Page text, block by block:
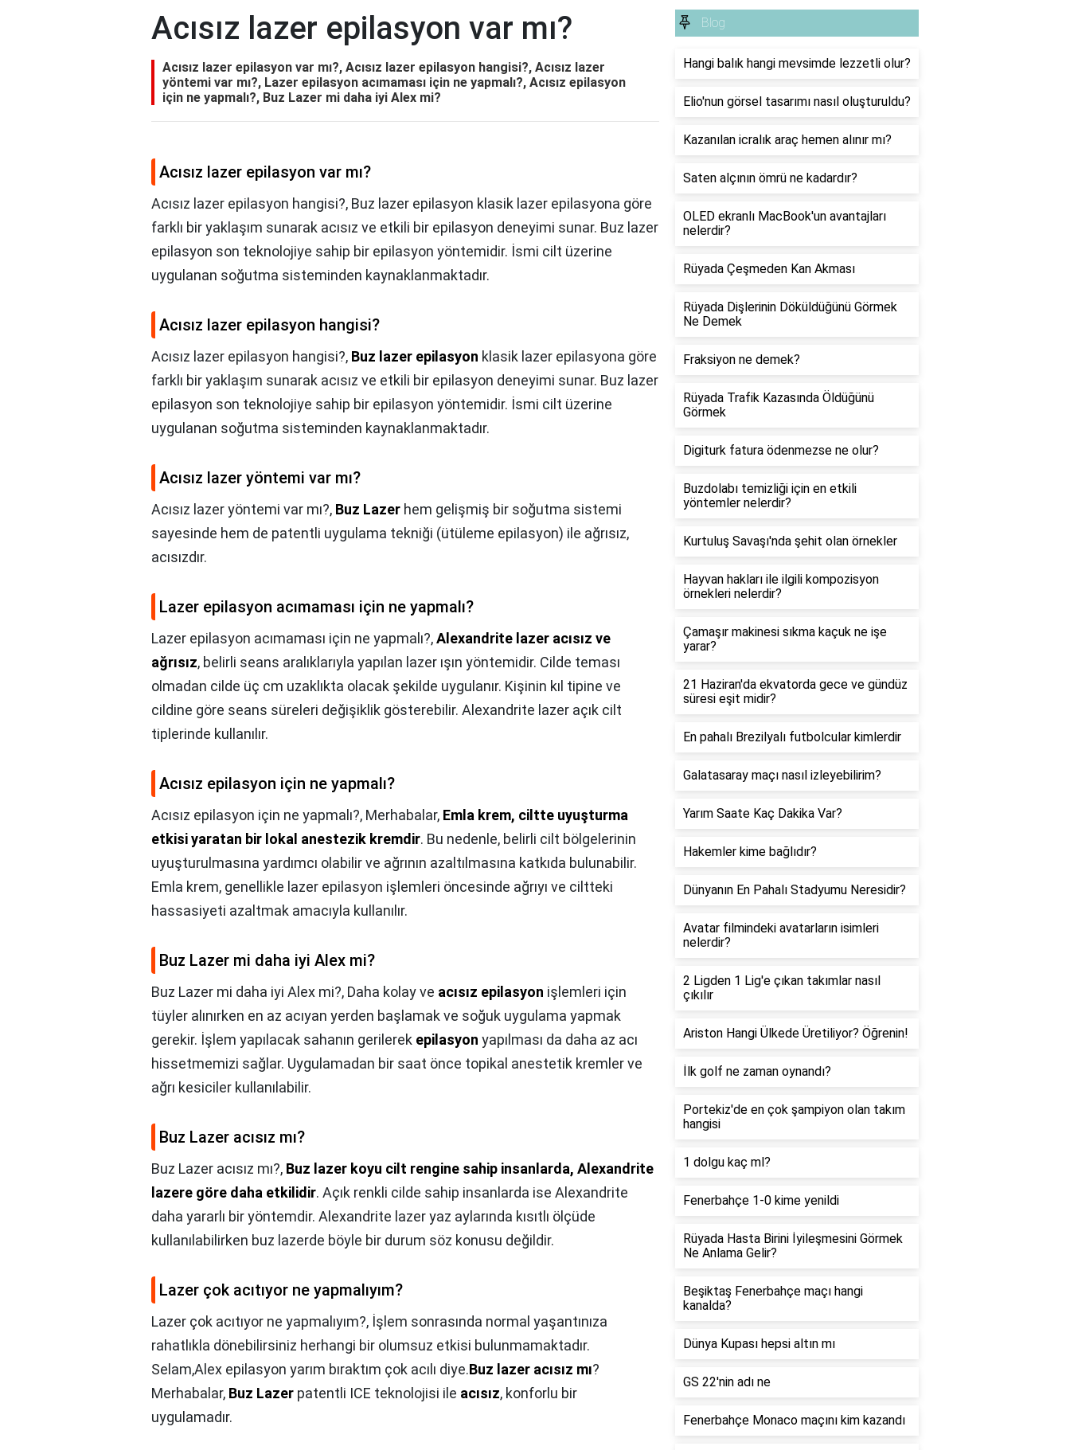
Acısız lazer epilasyon var mı?
Acısız lazer epilasyon var mı?, Acısız lazer epilasyon hangisi?, Acısız lazer
yöntemi var mı?, Lazer epilasyon acımaması için ne yapmalı?, Acısız epilasyon
için ne yapmalı?, Buz Lazer mi daha iyi Alex mi?
Acısız lazer epilasyon var mı?
Acısız lazer epilasyon hangisi?, Buz lazer epilasyon klasik lazer epilasyona göre
farklı bir yaklaşım sunarak acısız ve etkili bir epilasyon deneyimi sunar. Buz lazer
epilasyon son teknolojiye sahip bir epilasyon yöntemidir. İsmi cilt üzerine
uygulanan soğutma sisteminden kaynaklanmaktadır.
Acısız lazer epilasyon hangisi?
Acısız lazer epilasyon hangisi?, Buz lazer epilasyon klasik lazer epilasyona göre
farklı bir yaklaşım sunarak acısız ve etkili bir epilasyon deneyimi sunar. Buz lazer
epilasyon son teknolojiye sahip bir epilasyon yöntemidir. İsmi cilt üzerine
uygulanan soğutma sisteminden kaynaklanmaktadır.
Acısız lazer yöntemi var mı?
Acısız lazer yöntemi var mı?, Buz Lazer hem gelişmiş bir soğutma sistemi
sayesinde hem de patentli uygulama tekniği (ütüleme epilasyon) ile ağrısız,
acısızdır.
Lazer epilasyon acımaması için ne yapmalı?
Lazer epilasyon acımaması için ne yapmalı?,Alexandrite lazer acısız ve
ağrısız, belirli seans aralıklarıyla yapılan lazer ışın yöntemidir. Cilde teması
olmadan cilde üç cm uzaklıkta olacak şekilde uygulanır. Kişinin kıl tipine ve
cildine göre seans süreleri değişiklik gösterebilir. Alexandrite lazer açık cilt
tiplerinde kullanılır.
Acısız epilasyon için ne yapmalı?
Acısız epilasyon için ne yapmalı?, Merhabalar, Emla krem, ciltte uyuşturma
etkisi yaratan bir lokal anestezik kremdir. Bu nedenle, belirli cilt bölgelerinin
uyuşturulmasına yardımcı olabilir ve ağrının azaltılmasına katkıda bulunabilir.
Emla krem, genellikle lazer epilasyon işlemleri öncesinde ağrıyı ve ciltteki
hassasiyeti azaltmak amacıyla kullanılır.
Buz Lazer mi daha iyi Alex mi?
Buz Lazer mi daha iyi Alex mi?, Daha kolay ve acısız epilasyon işlemleri için
tüyler alınırken en az acıyan yerden başlamak ve soğuk uygulama yapmak
gerekir. İşlem yapılacak sahanın gerilerek epilasyon yapılması da daha az acı
hissetmemizi sağlar. Uygulamadan bir saat önce topikal anestetik kremler ve
ağrı kesiciler kullanılabilir.
Buz Lazer acısız mı?
Buz Lazer acısız mı?, Buz lazer koyu cilt rengine sahip insanlarda, Alexandrite
lazere göre daha etkilidir. Açık renkli cilde sahip insanlarda ise Alexandrite
daha yararlı bir yöntemdir. Alexandrite lazer yaz aylarında kısıtlı ölçüde
kullanılabilirken buz lazerde böyle bir durum söz konusu değildir.
Lazer çok acıtıyor ne yapmalıyım?
Lazer çok acıtıyor ne yapmalıyım?, İşlem sonrasında normal yaşantınıza
rahatlıkla dönebilirsiniz herhangi bir olumsuz etkisi bulunmamaktadır.
Selam,Alex epilasyon yarım bıraktım çok acılı diye.Buz lazer acısız mı?
Merhabalar, Buz Lazer patentli ICE teknolojisi ile acısız, konforlu bir
uygulamadır.
Blog
Hangi balık hangi mevsimde lezzetli olur?
Elio'nun görsel tasarımı nasıl oluşturuldu?
Kazanılan icralık araç hemen alınır mı?
Saten alçının ömrü ne kadardır?
OLED ekranlı MacBook'un avantajları
nelerdir?
Rüyada Çeşmeden Kan Akması
Rüyada Dişlerinin Döküldüğünü Görmek
Ne Demek
Fraksiyon ne demek?
Rüyada Trafik Kazasında Öldüğünü
Görmek
Digiturk fatura ödenmezse ne olur?
Buzdolabı temizliği için en etkili
yöntemler nelerdir?
Kurtuluş Savaşı'nda şehit olan örnekler
Hayvan hakları ile ilgili kompozisyon
örnekleri nelerdir?
Çamaşır makinesi sıkma kaçuk ne işe
yarar?
21 Haziran'da ekvatorda gece ve gündüz
süresi eşit midir?
En pahalı Brezilyalı futbolcular kimlerdir
Galatasaray maçı nasıl izleyebilirim?
Yarım Saate Kaç Dakika Var?
Hakemler kime bağlıdır?
Dünyanın En Pahalı Stadyumu Neresidir?
Avatar filmindeki avatarların isimleri
nelerdir?
2 Ligden 1 Lig'e çıkan takımlar nasıl
çıkılır
Ariston Hangi Ülkede Üretiliyor? Öğrenin!
İlk golf ne zaman oynandı?
Portekiz'de en çok şampiyon olan takım
hangisi
1 dolgu kaç ml?
Fenerbahçe 1-0 kime yenildi
Rüyada Hasta Birini İyileşmesini Görmek
Ne Anlama Gelir?
Beşiktaş Fenerbahçe maçı hangi
kanalda?
Dünya Kupası hepsi altın mı
GS 22'nin adı ne
Fenerbahçe Monaco maçını kim kazandı